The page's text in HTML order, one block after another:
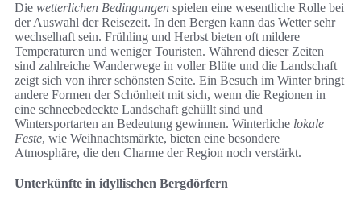
Die wetterlichen Bedingungen spielen eine wesentliche Rolle bei
der Auswahl der Reisezeit. In den Bergen kann das Wetter sehr
wechselhaft sein. Frühling und Herbst bieten oft mildere
Temperaturen und weniger Touristen. Während dieser Zeiten
sind zahlreiche Wanderwege in voller Blüte und die Landschaft
zeigt sich von ihrer schönsten Seite. Ein Besuch im Winter bringt
andere Formen der Schönheit mit sich, wenn die Regionen in
eine schneebedeckte Landschaft gehüllt sind und
Wintersportarten an Bedeutung gewinnen. Winterliche lokale
Feste, wie Weihnachtsmärkte, bieten eine besondere
Atmosphäre, die den Charme der Region noch verstärkt.
Unterkünfte in idyllischen Bergdörfern